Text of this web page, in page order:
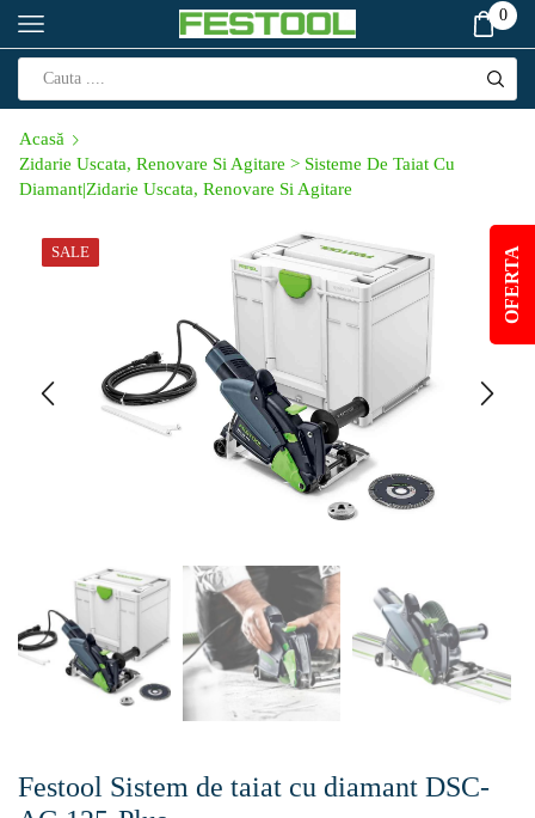
0
Acasă
Zidarie Uscata, Renovare Si Agitare > Sisteme De Taiat Cu
Diamant|Zidarie Uscata, Renovare Si Agitare
SALE
Festool Sistem de taiat cu diamant DSC-
OFERTA